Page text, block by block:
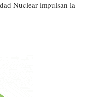
Nuclear impulsan la